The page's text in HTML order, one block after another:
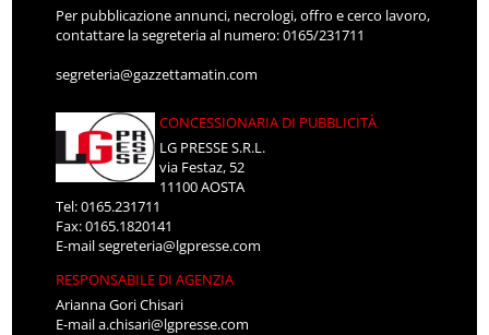
Per pubblicazione annunci, necrologi, offro e cerco lavoro,
contattare la segreteria al numero: 0165/231711
segreteria@gazzettamatin.com
CONCESSIONARIA DI PUBBLICITÀ
LG PRESSE S.R.L.
via Festaz, 52
11100 AOSTA
Tel: 0165.231711
Fax: 0165.1820141
E-mailsegreteria@lgpresse.com
RESPONSABILE DI AGENZIA
Arianna Gori Chisari
E-maila.chisari@lgpresse.com